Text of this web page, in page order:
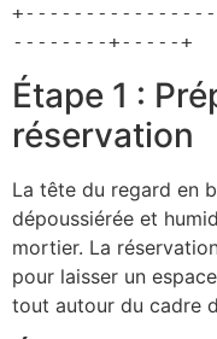
Étape 1 :
réservation
La tête du regard en
dépoussiérée et
mortier. La
pour laisser un
tout autour du cadre